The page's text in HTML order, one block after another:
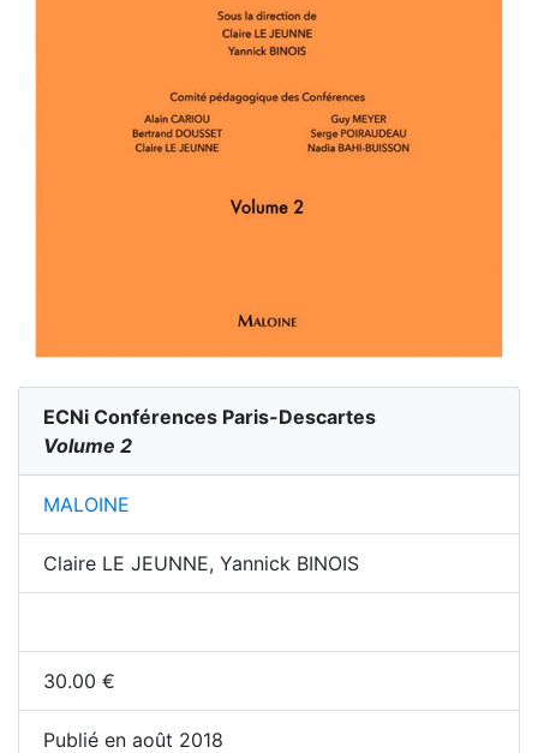
ECNi Conférences Paris-Descartes
Volume 2
MALOINE
Claire LE JEUNNE, Yannick BINOIS
30.00 €
Publié en août 2018